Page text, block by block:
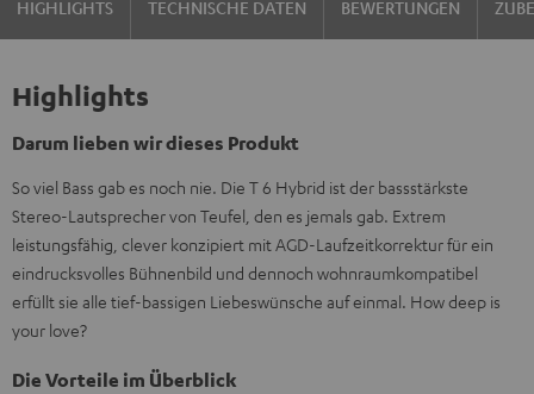
HIGHLIGHTS TECHNISCHE DATEN BEWERTUNGEN
Highlights
Darum lieben wir dieses Produkt
So viel Bass gab es noch nie. Die T 6 Hybrid ist der bassstärkste
Stereo-Lautsprecher von Teufel, den es jemals gab. Extrem
leistungsfähig, clever konzipiert mit AGD-Laufzeitkorrektur für ein
eindrucksvolles Bühnenbild und dennoch wohnraumkompatibel
erfüllt sie alle tief-bassigen Liebeswünsche auf einmal. How deep is
your love?
Die Vorteile im Überblick